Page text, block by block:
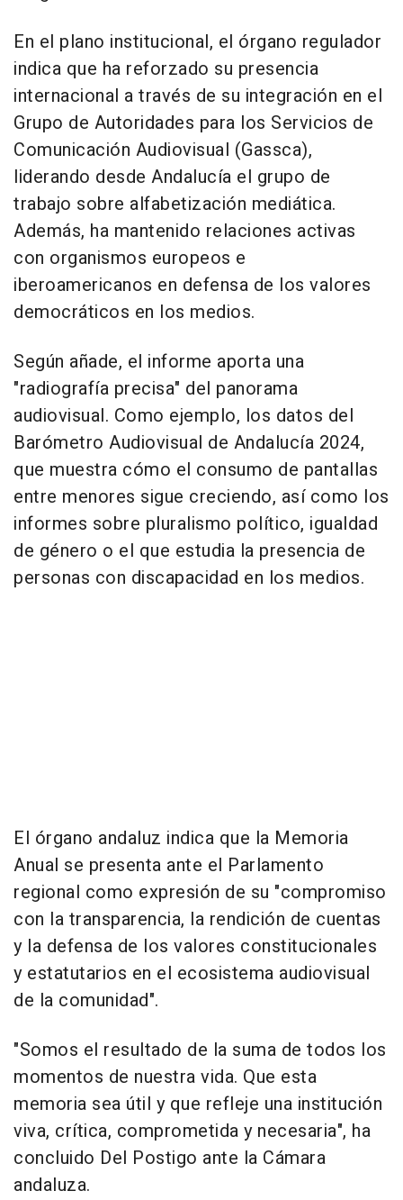
En el plano institucional, el órgano regulador
indica que ha reforzado su presencia
internacional a través de su integración en el
Grupo de Autoridades para los Servicios de
Comunicación Audiovisual (Gassca),
liderando desde Andalucía el grupo de
trabajo sobre alfabetización mediática.
Además, ha mantenido relaciones activas
con organismos europeos e
iberoamericanos en defensa de los valores
democráticos en los medios.
Según añade, el informe aporta una
"radiografía precisa" del panorama
audiovisual. Como ejemplo, los datos del
Barómetro Audiovisual de Andalucía 2024,
que muestra cómo el consumo de pantallas
entre menores sigue creciendo, así como los
informes sobre pluralismo político, igualdad
de género o el que estudia la presencia de
personas con discapacidad en los medios.
El órgano andaluz indica que la Memoria
Anual se presenta ante el Parlamento
regional como expresión de su "compromiso
con la transparencia, la rendición de cuentas
y la defensa de los valores constitucionales
y estatutarios en el ecosistema audiovisual
de la comunidad".
"Somos el resultado de la suma de todos los
momentos de nuestra vida. Que esta
memoria sea útil y que refleje una institución
viva, crítica, comprometida y necesaria", ha
concluido Del Postigo ante la Cámara
andaluza.